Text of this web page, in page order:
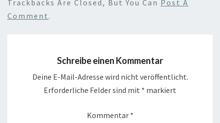
Trackbacks Are Closed, But You Can Post A
Comment .
Schreibe einen Kommentar
Deine E-Mail-Adresse wird nicht veröffentlicht.
Erforderliche Felder sind mit * markiert
Kommentar *